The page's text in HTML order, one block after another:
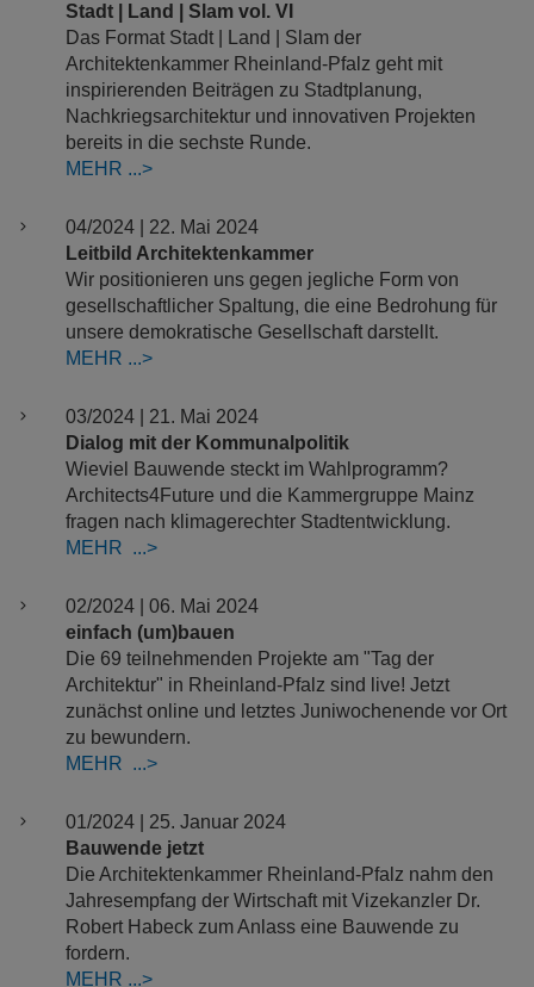
Stadt | Land | Slam vol. VI
Das Format Stadt | Land | Slam der
Architektenkammer Rheinland-Pfalz geht mit
inspirierenden Beiträgen zu Stadtplanung,
Nachkriegsarchitektur und innovativen Projekten
bereits in die sechste Runde.
MEHR
04/2024 | 22. Mai 2024
Leitbild Architektenkammer
Wir positionieren uns gegen jegliche Form von
gesellschaftlicher Spaltung, die eine Bedrohung für
unsere demokratische Gesellschaft darstellt.
MEHR
03/2024 | 21. Mai 2024
Dialog mit der Kommunalpolitik
Wieviel Bauwende steckt im Wahlprogramm?
Architects4Future und die Kammergruppe Mainz
fragen nach klimagerechter Stadtentwicklung.
MEHR ​​​​​​​
02/2024 | 06. Mai 2024
einfach (um)bauen
Die 69 teilnehmenden Projekte am "Tag der
Architektur" in Rheinland-Pfalz sind live! Jetzt
zunächst online und letztes Juniwochenende vor Ort
zu bewundern.
MEHR
01/2024 | 25. Januar 2024
Bauwende jetzt
Die Architektenkammer Rheinland-Pfalz nahm den
Jahresempfang der Wirtschaft mit Vizekanzler Dr.
Robert Habeck zum Anlass eine Bauwende zu
fordern.
MEHR